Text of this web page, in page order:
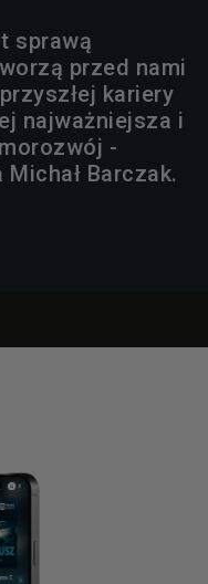
sprawą
przed nami
kariery
najważniejsza i
-
Barczak.